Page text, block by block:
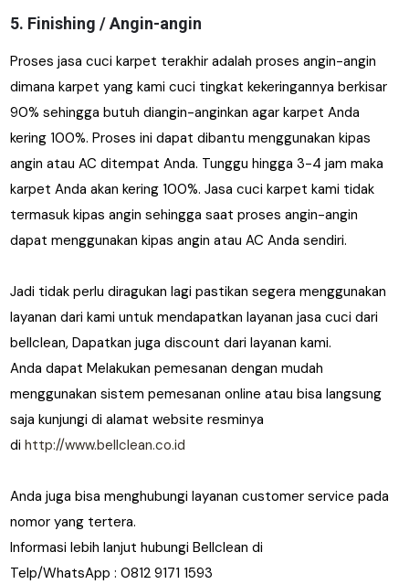
5. Finishing / Angin-angin
Proses jasa cuci karpet terakhir adalah proses angin-angin
dimana karpet yang kami cuci tingkat kekeringannya berkisar
90% sehingga butuh diangin-anginkan agar karpet Anda
kering 100%. Proses ini dapat dibantu menggunakan kipas
angin atau AC ditempat Anda. Tunggu hingga 3-4 jam maka
karpet Anda akan kering 100%. Jasa cuci karpet kami tidak
termasuk kipas angin sehingga saat proses angin-angin
dapat menggunakan kipas angin atau AC Anda sendiri.
Jadi tidak perlu diragukan lagi pastikan segera menggunakan
layanan dari kami untuk mendapatkan layanan jasa cuci dari
bellclean, Dapatkan juga discount dari layanan kami.
Anda dapat Melakukan pemesanan dengan mudah
menggunakan sistem pemesanan online atau bisa langsung
saja kunjungi di alamat website resminya
dihttp://www.bellclean.co.id
Anda juga bisa menghubungi layanan customer service pada
nomor yang tertera.
Informasi lebih lanjut hubungi Bellclean di
Telp/WhatsApp : 0812 9171 1593